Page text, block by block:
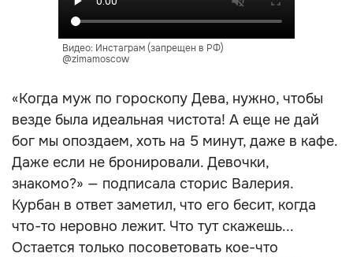
Видео: Инстаграм (запрещен в РФ)
@zimamoscow
«Когда муж по гороскопу Дева, нужно, чтобы
везде была идеальная чистота! А еще не дай
бог мы опоздаем, хоть на 5 минут, даже в кафе.
Даже если не бронировали. Девочки,
знакомо?» — подписала сторис Валерия.
Курбан в ответ заметил, что его бесит, когда
что-то неровно лежит. Что тут скажешь...
Остается только посоветовать кое-что